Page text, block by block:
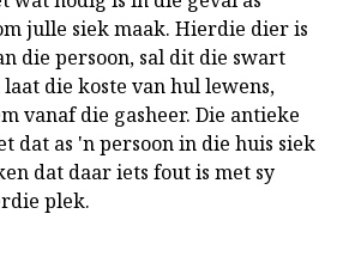
julle siek maak. Hierdie dier is
die persoon, sal dit die swart
die koste van hul lewens,
vanaf die gasheer. Die antieke
dat as 'n persoon in die huis siek
dat daar iets fout is met sy
plek.